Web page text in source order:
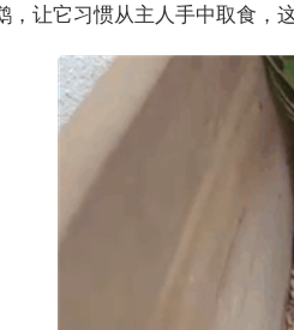
，让它习惯从主人手中取食，